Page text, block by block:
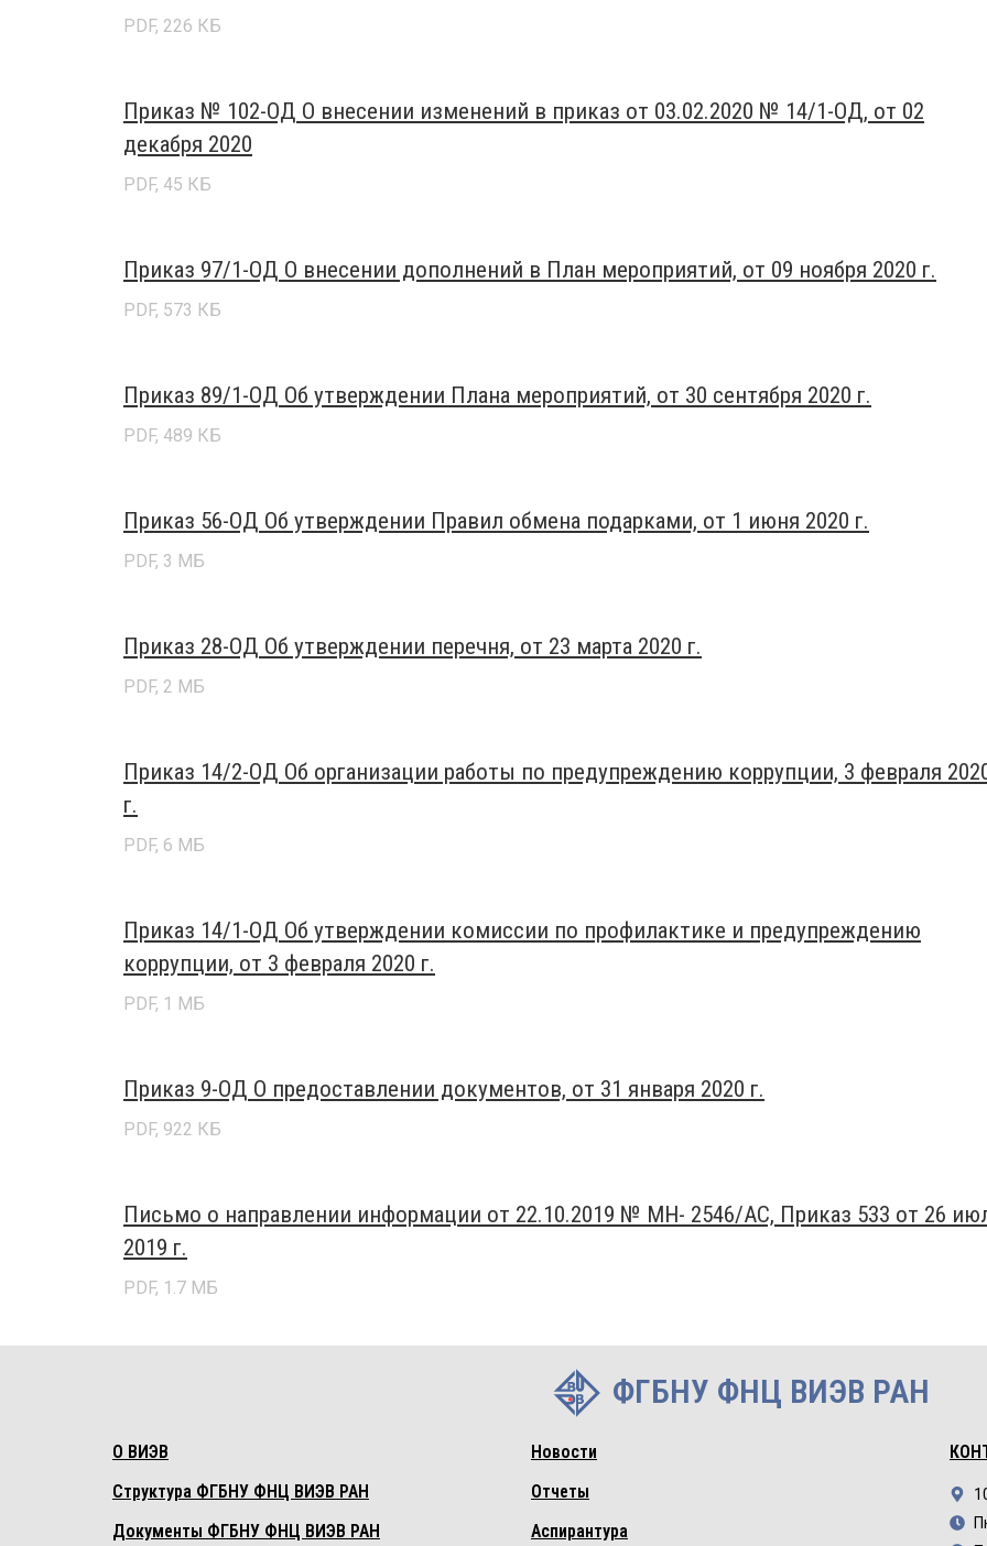
PDF, 226 КБ
Приказ № 102-ОД О внесении изменений в приказ от 03.02.2020 № 14/1-ОД, от 02
декабря 2020
PDF, 45 КБ
Приказ 97/1-ОД О внеcении дополнений в План мероприятий, от 09 ноября 2020 г.
PDF, 573 КБ
Приказ 89/1-ОД Об утверждении Плана мероприятий, от 30 сентября 2020 г.
PDF, 489 КБ
Приказ 56-ОД Об утверждении Правил обмена подарками, от 1 июня 2020 г.
PDF, 3 МБ
Приказ 28-ОД Об утверждении перечня, от 23 марта 2020 г.
PDF, 2 МБ
Приказ 14/2-ОД Об организации работы по предупреждению коррупции, 3 февраля
г.
PDF, 6 МБ
Приказ 14/1-ОД Об утверждении комиссии по профилактике и предупреждению
коррупции, от 3 февраля 2020 г.
PDF, 1 МБ
Приказ 9-ОД О предоставлении документов, от 31 января 2020 г.
PDF, 922 КБ
Письмо о направлении информации от 22.10.2019 № МН- 2546/АС, Приказ 533 от 26
2019 г.
PDF, 1.7 МБ
ФГБНУ ФНЦ ВИЭВ РАН
О ВИЭВ
Структура ФГБНУ ФНЦ ВИЭВ РАН
Документы ФГБНУ ФНЦ ВИЭВ РАН
Новости
Отчеты
Аспирантура